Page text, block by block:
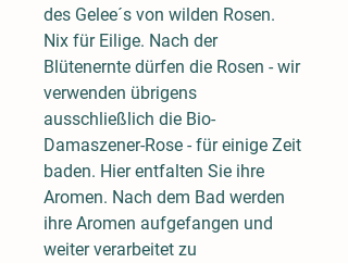
des Gelee´s von wilden Rosen.
Nix für Eilige. Nach der
Blütenernte dürfen die Rosen - wir
verwenden übrigens
ausschließlich die Bio-
Damaszener-Rose - für einige Zeit
baden. Hier entfalten Sie ihre
Aromen. Nach dem Bad werden
ihre Aromen aufgefangen und
weiter verarbeitet zu